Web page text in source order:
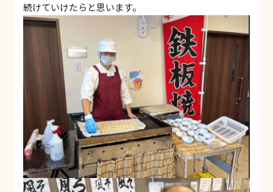
続けていけたらと思います。